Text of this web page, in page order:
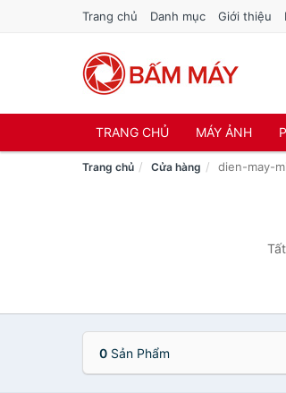
Trang chủ Danh mục Giới thiệu
TRANG CHỦ MÁY ẢNH
Trang chủ Cửa hàng dien-may-
0 Sản Phẩm